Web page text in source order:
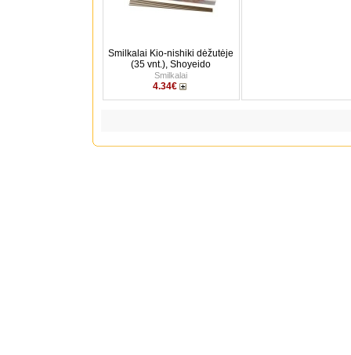
Smilkalai Kio-nishiki dėžutėje
(35 vnt.), Shoyeido
Smilkalai
4.34€